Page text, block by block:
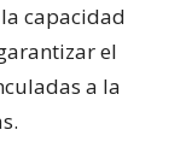
capacidad
el
a la